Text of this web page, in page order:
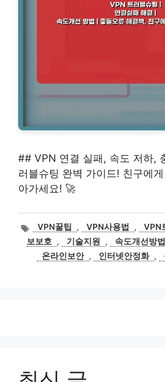
## VPN 연결 실패, 속도 저하,
러블슈팅 완벽 가이드! 친구에
아가세요! 🚀
태
그
VPN꿀팁 , VPN사용법 , VPN
보보호
, 기술지원 , 속도개선방법
온라인보안 , 인터넷안정화 ,